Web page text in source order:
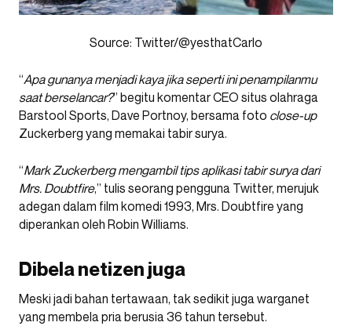
Source: Twitter/@yesthatCarlo
“Apa gunanya menjadi kaya jika seperti ini penampilanmu
saat berselancar?” begitu komentar CEO situs olahraga
Barstool Sports, Dave Portnoy, bersama foto close-up
Zuckerberg yang memakai tabir surya.
“Mark Zuckerberg mengambil tips aplikasi tabir surya dari
Mrs. Doubtfire,” tulis seorang pengguna Twitter, merujuk
adegan dalam film komedi 1993, Mrs. Doubtfire yang
diperankan oleh Robin Williams.
Dibela netizen juga
Meski jadi bahan tertawaan, tak sedikit juga warganet
yang membela pria berusia 36 tahun tersebut.